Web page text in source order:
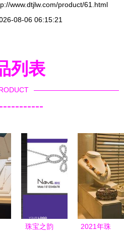
www.dtjlw.com/product/61.html
08-06 06:15:21
列表
珠宝之韵
2021年珠